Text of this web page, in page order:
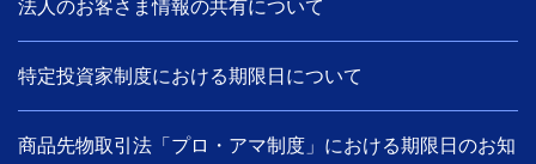
法人のお客さま情報の共有について
特定投資家制度における期限日について
商品先物取引法「プロ・アマ制度」における期限日のお知